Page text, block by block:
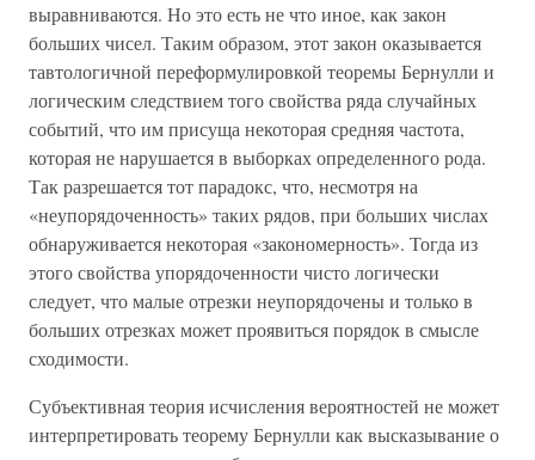
выравниваются. Но это есть не что иное, как закон
больших чисел. Таким образом, этот закон оказывается
тавтологичной переформулировкой теоремы Бернулли и
логическим следствием того свойства ряда случайных
событий, что им присуща некоторая средняя частота,
которая не нарушается в выборках определенного рода.
Так разрешается тот парадокс, что, несмотря на
«неупорядоченность» таких рядов, при больших числах
обнаруживается некоторая «закономерность». Тогда из
этого свойства упорядоченности чисто логически
следует, что малые отрезки неупорядочены и только в
больших отрезках может проявиться порядок в смысле
сходимости.
Субъективная теория исчисления вероятностей не может
интерпретировать теорему Бернулли как высказывание о